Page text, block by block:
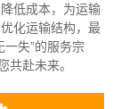
低成本，为运输
化运输结构，最
失”的服务宗
共赴未来。